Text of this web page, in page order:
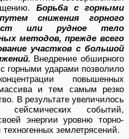
Борьба с горными
снижения горного
или рудное тело
методов, прежде всего
участков с большой
Внедрение обширного
горными ударами позволило
повышенных
и тем самым резко
В результате увеличилось
сейсмических событий,
энергии уровню торно-
техногенных землетрясений.